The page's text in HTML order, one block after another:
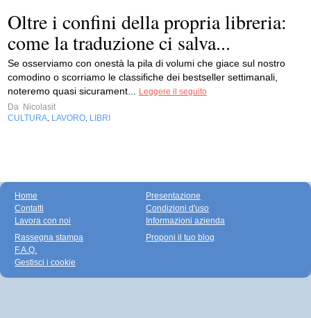
Oltre i confini della propria libreria:
come la traduzione ci salva...
Se osserviamo con onestà la pila di volumi che giace sul nostro
comodino o scorriamo le classifiche dei bestseller settimanali,
noteremo quasi sicurament... Leggere il seguito
Da Nicolasit
CULTURA, LAVORO, LIBRI
Home
Contatti
Lavora con noi
Presentazione
Condizioni d'uso
Informazioni azienda
Rassegna stampa
F.A.Q.
Gestisci i cookie
Proponi il tuo blog